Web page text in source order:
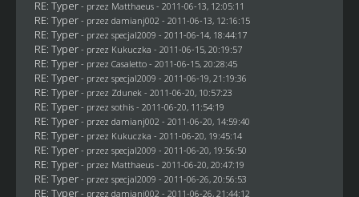
RE: Typer - przez Matthaeus- 2011-06-13, 12:05:11
RE: Typer - przez damianj002 - 2011-06-13, 12:16:15
RE: Typer - przez specjal2009 - 2011-06-14, 18:44:17
RE: Typer - przez Kukuczka - 2011-06-15, 20:19:57
RE: Typer - przez Casaletto- 2011-06-15, 20:28:45
RE: Typer - przez specjal2009 - 2011-06-19, 21:19:36
RE: Typer - przez Zdunek - 2011-06-20, 10:57:23
RE: Typer - przez sothis- 2011-06-20, 11:54:19
RE: Typer - przez damianj002 - 2011-06-20, 14:59:40
RE: Typer - przez Kukuczka - 2011-06-20, 19:45:14
RE: Typer - przez specjal2009 - 2011-06-20, 19:56:50
RE: Typer - przez Matthaeus- 2011-06-20, 20:47:19
RE: Typer - przez specjal2009 - 2011-06-26, 20:56:53
RE: Typer - przez damianj002 - 2011-06-26, 21:44:12